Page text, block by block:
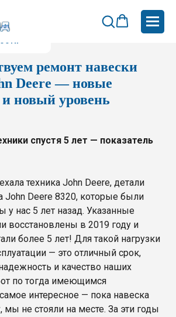
ремонт навески
Deere — новые
и новый уровень
спустя 5 лет — показатель
техника John Deere, детали
John Deere 8320, которые были
у нас 5 лет назад. Указанные
восстановлены в 2019 году и
более 5 лет! Для такой нагрузки
— это отличный срок,
и качество наших
по тогда имеющимся
интересное — пока навеска
мы не стояли на месте. За эти годы